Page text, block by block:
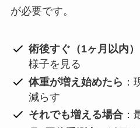
が必要です。
術後すぐ（1ヶ月以内）
様子を見る
体重が増え始めたら ：
減らす
それでも増える場合 ：